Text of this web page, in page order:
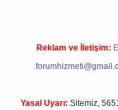
Reklam ve İletişim:
Yasal Uyarı: Sitemiz,